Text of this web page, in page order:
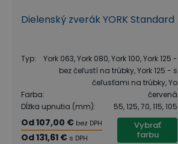
Dielenský zverák YORK Standard
Typ:
York 063, York 080, York 100, York 125 -
bez čeľustí na trúbky, York 125 - s
čeľusťami na trúbky, Yo
Farba:
červená
Dĺžka upnutia (mm): 55, 125, 70, 115, 105
Od107,00 € bez DPH
Od131,61 € s DPH
Vybrať
farbu